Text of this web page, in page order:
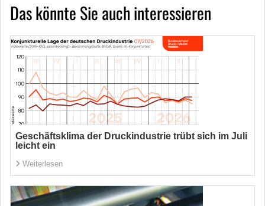
Das könnte Sie auch interessieren
Geschäftsklima der Druckindustrie trübt sich im Juli
leicht ein
Weiterlesen